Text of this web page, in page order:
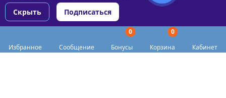
Избранное Сообщение
0
Бонусы
0
Корзина
Кабинет
Скрыть Подписаться